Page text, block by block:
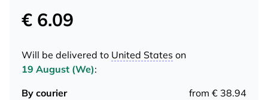
€ 6.09
Will be delivered to United States on
19 August (We):
By courier
from € 38.94